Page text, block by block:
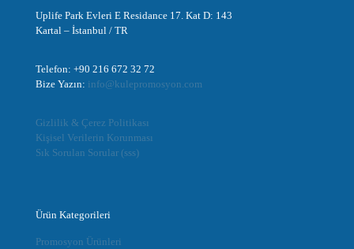
Uplife Park Evleri E Residance 17. Kat D: 143
Kartal – İstanbul / TR
Telefon: +90 216 672 32 72
Bize Yazın: info@kulepromosyon.com
Gizlilik & Çerez Politikası
Kişisel Verilerin Korunması
Sık Sorulan Sorular (sss)
Ürün Kategorileri
Promosyon Ürünleri